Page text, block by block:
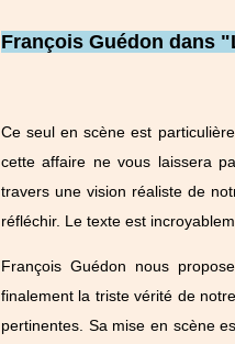
François Guédon dans
Ce seul en scène est
cette affaire ne vous laissera
travers une vision réaliste de
réfléchir. Le texte est
François Guédon nous
finalement la triste vérité de
pertinentes. Sa mise en scène